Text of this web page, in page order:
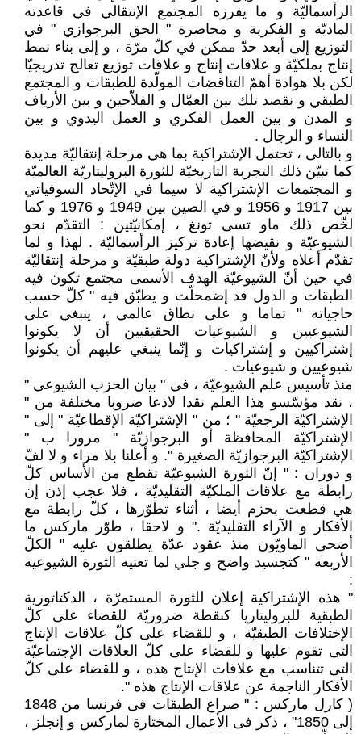
الرأسماليّة و ما يفرزه المجتمع الإنتقالي في قاعدته
الماديّة و الفكرية و محاصرة " الحق البرجوازي " في
التوزيع إلى أبعد حدّ ممكن في كلّ مرّة ، و إلى بناء نمط
إنتاج بملكيّة و علاقات إنتاج و علاقات توزيع تعالج تدريجيّا
لكن بلا هوادة أهمّ التناقضات المولّدة للطبقات و المجتمع
الطبقي و نقصد تلك بين العمّال و الفلاّحين و بين الأرياف
و المدن و بين العمل الفكري و العمل اليدوي و بين
النساء و الرجال .
و بالتالى ، تحتمل الإشتراكية بما هي مرحلة إنتقاليّة مديدة
كما تبيّن ذلك التجربة التاريخيّة للثورة البروليتاريّة العالميّة
و المجتمعات الإشتراكية لا سيما في الإتّحاد السوفياتي
بين 1917 و 1956 و في الصين بين 1949 و 1976 و كما
لخّص ذلك ماو تسى تونغ ، إمكانيّتين : التقدّم نحو
الشيوعيّة و نقيضها إعادة تركيز الرأسماليّة . لهذا و لما
تقدّم أعلاه ولأنّ الإشتراكية دولة طبقيّة و مرحلة إنتقاليّة
في حين أنّ الشيوعيّة الهدف الأسمى مجتمع تكون فيه
الطبقات و الدول قد إضمحلّت و يطبّق فيه " كلّ حسب
حاجياته " تماما و على نطاق عالمي ، ينبغي على
الشيوعيين و الشيوعيات الحقيقيين أن لا يكونوا
إشتراكيين و إشتراكيات و إنّما ينبغي عليهم أن يكونوا
شيوعيين و شيوعيات .
منذ تأسيس علم الشيوعيّة ، في " بيان الحزب الشيوعي "
، نقد مؤسّسو هذا العلم نقدا لاذعا ضروبا مختلفة من "
الإشتراكيّة الرجعيّة " ؛ من " الإشتراكيّة الإقطاعيّة " إلى "
الإشتراكيّة المحافظة أو البرجوازيّة " مرورا ب "
الإشتراكيّة البرجوازيّة الصغيرة ". و أعلنا بلا مراء و لا لفّ
و دوران : " إنّ الثورة الشيوعيّة تقطع من الأساس كلّ
رابطة مع علاقات الملكيّة التقليديّة ، فلا عجب إذن إن
هي قطعت بحزم أيضا ، أثناء تطوّرها ، كلّ رابطة مع
الأفكار و الآراء التقليديّة ." و لاحقا ، طوّر ماركس ما
أضحى الماويّون منذ عقود عدّة يطلقون عليه " الكلّ
الأربعة " كتجسيد واضح و جلي لما تعنيه الثورة الشيوعية
:
" هذه الإشتراكية إعلان للثورة المستمرّة ، الدكتاتورية
الطبقية للبروليتاريا كنقطة ضروريّة للقضاء على كلّ
الإختلافات الطبقيّة ، و للقضاء على كلّ علاقات الإنتاج
التى تقوم عليها و للقضاء على كلّ العلاقات الإجتماعيّة
التى تتناسب مع علاقات الإنتاج هذه ، و للقضاء على كلّ
الأفكار الناجمة عن علاقات الإنتاج هذه ".
( كارل ماركس : " صراع الطبقات فى فرنسا من 1848
إلى 1850" ، ذكر فى الأعمال المختارة لماركس و إنجلز ،